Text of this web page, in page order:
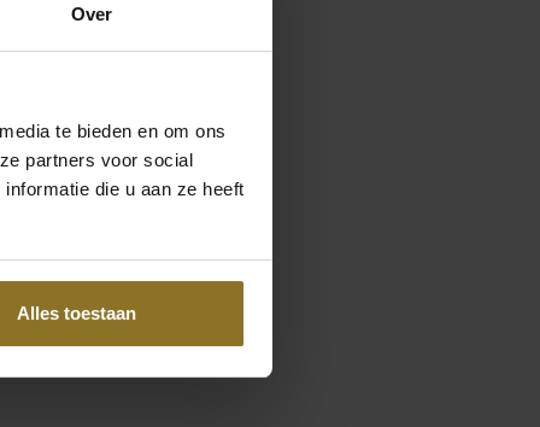
Over
te bieden en om ons
partners voor social
die u aan ze heeft
Alles toestaan